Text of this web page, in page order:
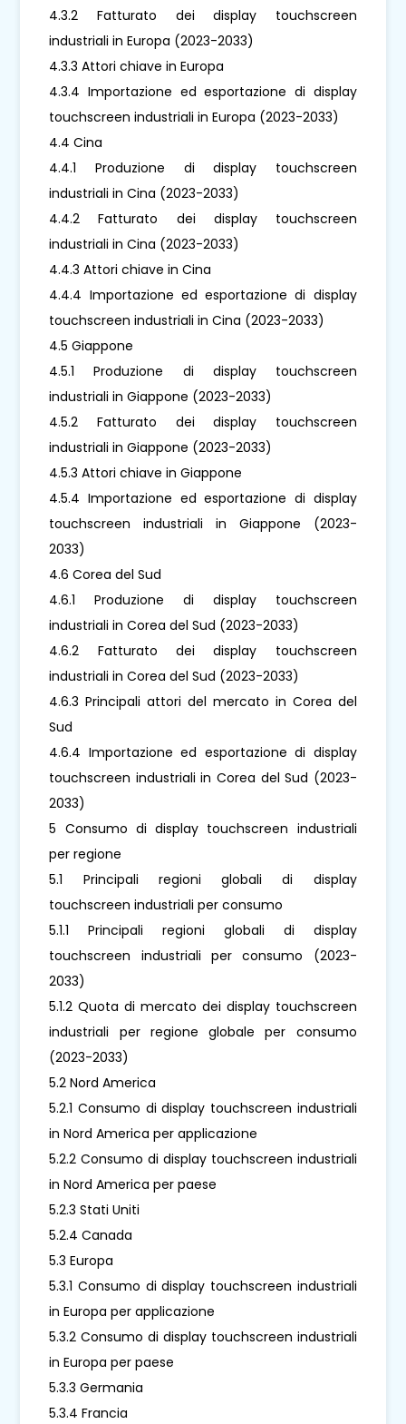
4.3.2 Fatturato dei display touchscreen
industriali in Europa (2023-2033)
4.3.3 Attori chiave in Europa
4.3.4 Importazione ed esportazione di display
touchscreen industriali in Europa (2023-2033)
4.4 Cina
4.4.1 Produzione di display touchscreen
industriali in Cina (2023-2033)
4.4.2 Fatturato dei display touchscreen
industriali in Cina (2023-2033)
4.4.3 Attori chiave in Cina
4.4.4 Importazione ed esportazione di display
touchscreen industriali in Cina (2023-2033)
4.5 Giappone
4.5.1 Produzione di display touchscreen
industriali in Giappone (2023-2033)
4.5.2 Fatturato dei display touchscreen
industriali in Giappone (2023-2033)
4.5.3 Attori chiave in Giappone
4.5.4 Importazione ed esportazione di display
touchscreen industriali in Giappone (2023-
2033)
4.6 Corea del Sud
4.6.1 Produzione di display touchscreen
industriali in Corea del Sud (2023-2033)
4.6.2 Fatturato dei display touchscreen
industriali in Corea del Sud (2023-2033)
4.6.3 Principali attori del mercato in Corea del
Sud
4.6.4 Importazione ed esportazione di display
touchscreen industriali in Corea del Sud (2023-
2033)
5 Consumo di display touchscreen industriali
per regione
5.1 Principali regioni globali di display
touchscreen industriali per consumo
5.1.1 Principali regioni globali di display
touchscreen industriali per consumo (2023-
2033)
5.1.2 Quota di mercato dei display touchscreen
industriali per regione globale per consumo
(2023-2033)
5.2 Nord America
5.2.1 Consumo di display touchscreen industriali
in Nord America per applicazione
5.2.2 Consumo di display touchscreen industriali
in Nord America per paese
5.2.3 Stati Uniti
5.2.4 Canada
5.3 Europa
5.3.1 Consumo di display touchscreen industriali
in Europa per applicazione
5.3.2 Consumo di display touchscreen industriali
in Europa per paese
5.3.3 Germania
5.3.4 Francia